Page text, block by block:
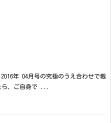
年 04月号の究極のうえ合わせで載
ら、ご自身で ...